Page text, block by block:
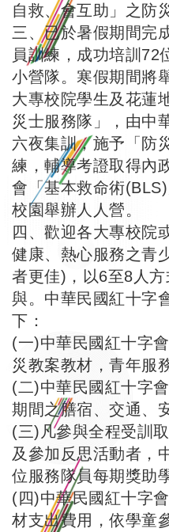
自救、會互助」之防
三、已於暑假期間完
員訓練，成功培訓72
小營隊。寒假期間將
大專校院學生及花蓮
災士服務隊」，由中
六夜集訓，施予「防
練，輔導考證取得內
會「基本救命術
校園舉辦人人營。
四、歡迎各大專校院
健康、熱心服務之青
者更佳)，以6至8人
與。中華民國紅十字
下：
(一)中華民國紅十字
災教案教材，青年服
(二)中華民國紅十字
期間之膳宿、交通、
(三)凡參與全程受訓
及參加反思活動者，
位服務隊員每期獎助
(四)中華民國紅十字
材支出費用，依學童